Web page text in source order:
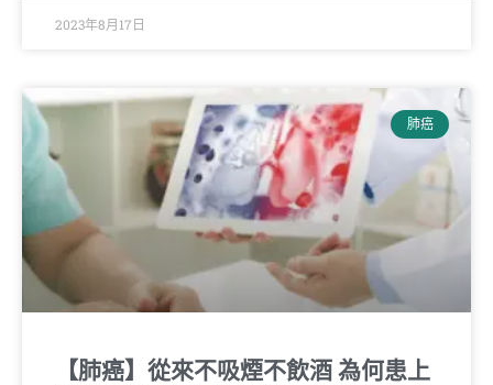
2023年8月17日
肺癌
【肺癌】從來不吸煙不飲酒 為何患上